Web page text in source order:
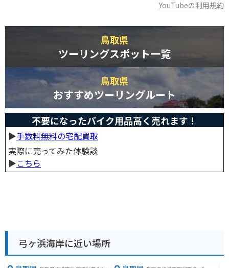
YouTubeの利用規約
鳥取県
ツーリングスポット一覧
鳥取県
おすすめツーリングルート
不要になったバイク用品高く売れます！
▶︎手数料無料の宅配買取
実際に売ってみた体験談
▶︎こちら
弓ヶ浜海岸に近い場所